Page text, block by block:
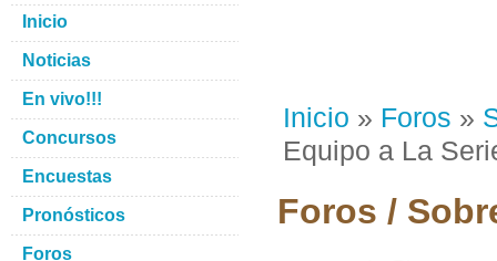
Inicio » Foros »
Equipo a La
Foros /
Inicio
Noticias
En vivo!!!
Concursos
Encuestas
Pronósticos
Foros